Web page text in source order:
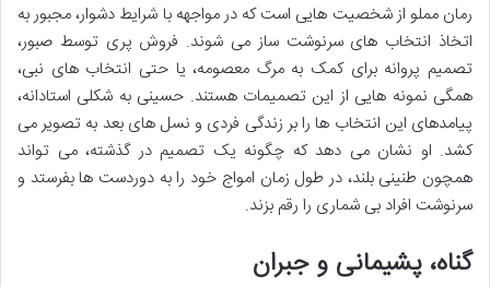
رمان مملو از شخصیت هایی است که در مواجهه با شرایط دشوار، مجبور به
اتخاذ انتخاب های سرنوشت ساز می شوند. فروش پری توسط صبور،
تصمیم پروانه برای کمک به مرگ معصومه، یا حتی انتخاب های نبی،
همگی نمونه هایی از این تصمیمات هستند. حسینی به شکلی استادانه،
پیامدهای این انتخاب ها را بر زندگی فردی و نسل های بعد به تصویر می
کشد. او نشان می دهد که چگونه یک تصمیم در گذشته، می تواند
همچون طنینی بلند، در طول زمان امواج خود را به دوردست ها بفرستد و
سرنوشت افراد بی شماری را رقم بزند.
گناه، پشیمانی و جبران